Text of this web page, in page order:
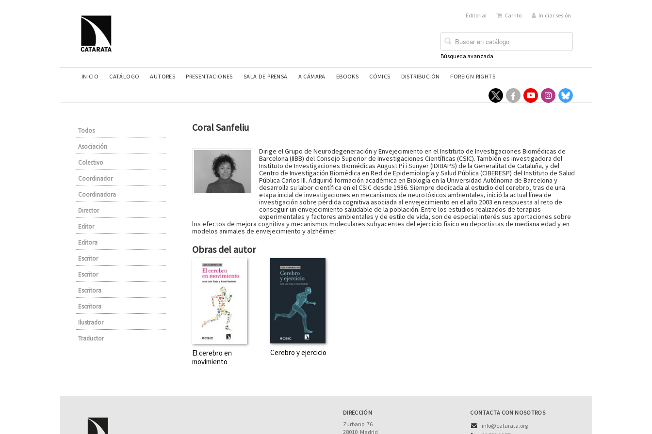
Editorial Carrito Iniciar sesión
Búsqueda avanzada
INICIO CATÁLOGO AUTORES PRESENTACIONES SALA DE PRENSA A CÁMARA EBOOKS CÓMICS DISTRIBUCIÓN FOREIGN RIGHTS
Todos
Asociación
Colectivo
Coordinador
Coordinadora
Director
Editor
Editora
Escritor
Escritor
Escritora
Escritora
Ilustrador
Traductor
Coral Sanfeliu
Dirige el Grupo de Neurodegeneración y Envejecimiento en el Instituto de Investigaciones Biomédicas de
Barcelona (IIBB) del Consejo Superior de Investigaciones Científicas (CSIC). También es investigadora del
Instituto de Investigaciones Biomédicas August Pi i Sunyer (IDIBAPS) de la Generalitat de Cataluña, y del
Centro de Investigación Biomédica en Red de Epidemiología y Salud Pública (CIBERESP) del Instituto de Salud
Pública Carlos III. Adquirió formación académica en Biología en la Universidad Autónoma de Barcelona y
desarrolla su labor científica en el CSIC desde 1986. Siempre dedicada al estudio del cerebro, tras de una
etapa inicial de investigaciones en mecanismos de neurotóxicos ambientales, inició la actual línea de
investigación sobre pérdida cognitiva asociada al envejecimiento en el año 2003 en respuesta al reto de
conseguir un envejecimiento saludable de la población. Entre los estudios realizados de terapias
experimentales y factores ambientales y de estilo de vida, son de especial interés sus aportaciones sobre
los efectos de mejora cognitiva y mecanismos moleculares subyacentes del ejercicio físico en deportistas de mediana edad y en
modelos animales de envejecimiento y alzhéimer.
Obras del autor
El cerebro en
movimiento
Cerebro y ejercicio
DIRECCIÓN
Zurbano, 76
28010 Madrid
CONTACTA CON NOSOTROS
info@catarata.org